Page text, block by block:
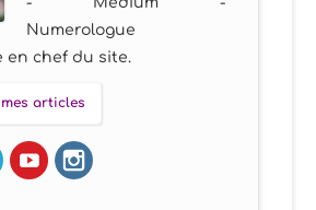
Numerologue
en chef du site.
articles